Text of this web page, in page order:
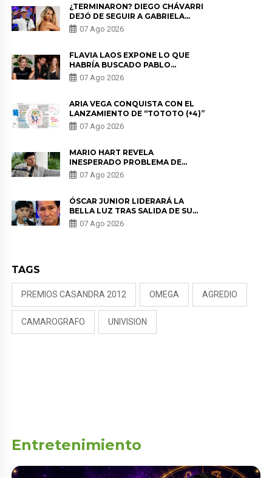
¿TERMINARON? DIEGO CHÁVARRI
DEJÓ DE SEGUIR A GABRIELA
HERRERA Y ANUNCIA SU SALIDA
DE PÓDCAST
07 Ago 2026
FLAVIA LAOS EXPONE LO QUE
HABRÍA BUSCADO PABLO
HEREDIA CON ALE FULLER: “UNA
DE LAS PARTES QUERÍA EL
07 Ago 2026
ARIA VEGA CONQUISTA CON EL
LANZAMIENTO DE “TOTOTO (+4)”
07 Ago 2026
MARIO HART REVELA
INESPERADO PROBLEMA DE
SALUD ANTES DE SEPARARSE DE
KORINA: “ME ENCONTRARON UN
07 Ago 2026
ÓSCAR JUNIOR LIDERARÁ LA
BELLA LUZ TRAS SALIDA DE SU
PADRE POR POLÉMICA CON
NALDY SALDAÑA
07 Ago 2026
TAGS
PREMIOS CASANDRA 2012 OMEGA AGREDIO
CAMAROGRAFO UNIVISION
Entretenimiento